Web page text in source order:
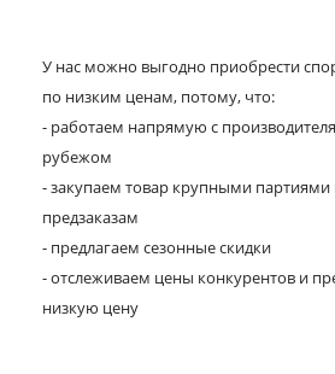
У нас можно выгодно приобрести
по низким ценам, потому, что:
- работаем напрямую с
рубежом
- закупаем товар крупными партиями
предзаказам
- предлагаем сезонные скидки
- отслеживаем цены конкурентов и
низкую цену